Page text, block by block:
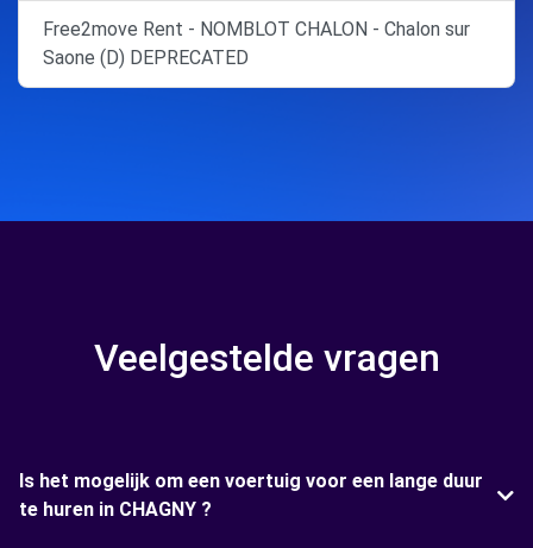
Free2move Rent - NOMBLOT CHALON - Chalon sur
Saone (D) DEPRECATED
Veelgestelde vragen
Is het mogelijk om een voertuig voor een lange duur
te huren in CHAGNY ?